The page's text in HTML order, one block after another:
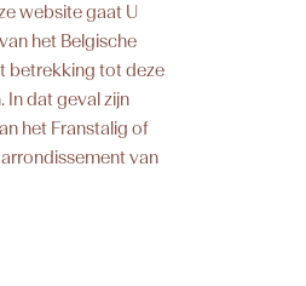
website gaat U
het Belgische
betrekking tot deze
In dat geval zijn
het Franstalig of
van